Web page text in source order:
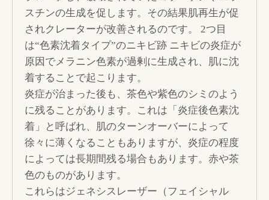
スチンの生成を促します。その結果肌再生が促
されクレーターが改善されるのです。 2つ目
は“色素沈着タイプ”のニキビ跡 ニキビの炎症が
原因でメラニン色素が過剰に生成され、肌に沈
着することで起こります。
炎症が治まった後も、茶色や紫色のシミのよう
に残ることがあります。これは「炎症後色素沈
着」と呼ばれ、肌のターンオーバーによって
徐々に薄くなることもありますが、炎症の程度
によっては長期間残る場合もあります。赤や茶
色のものがあります。
これらはジェネシスレーザー（フェイシャル